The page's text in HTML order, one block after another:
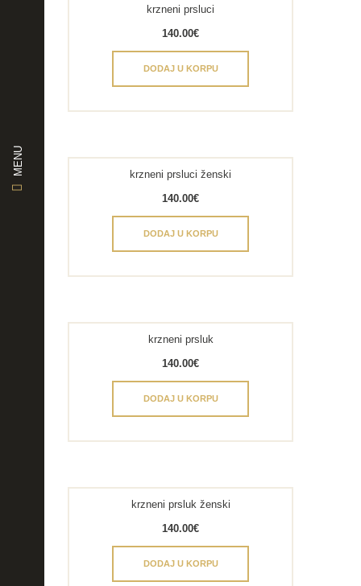
MENU
krzneni prsluci
140.00€
DODAJ U KORPU
krzneni prsluci ženski
140.00€
DODAJ U KORPU
krzneni prsluk
140.00€
DODAJ U KORPU
krzneni prsluk ženski
140.00€
DODAJ U KORPU